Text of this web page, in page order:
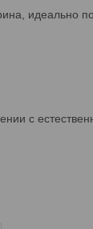
идеально
с